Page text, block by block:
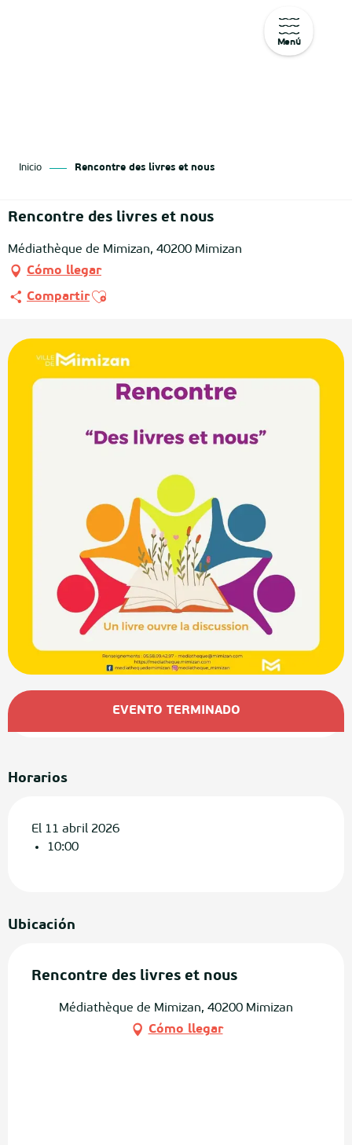
Menú
Inicio Rencontre des livres et nous
Rencontre des livres et nous
Médiathèque de Mimizan, 40200 Mimizan
Cómo llegar
CompartirAjouter aux favoris
Horarios y datos de contacto
EVENTO TERMINADO
Horarios
El 11 abril 2026
10:00
Ubicación
Rencontre des livres et nous
Médiathèque de Mimizan, 40200 Mimizan
Cómo llegar